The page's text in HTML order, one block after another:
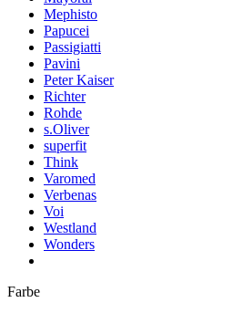
Mephisto
Papucei
Passigiatti
Pavini
Peter Kaiser
Richter
Rohde
s.Oliver
superfit
Think
Varomed
Verbenas
Voi
Westland
Wonders
Farbe